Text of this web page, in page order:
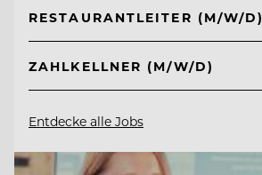
RESTAURANTLEITER (M/W/D)
ZAHLKELLNER (M/W/D)
Entdecke alle Jobs